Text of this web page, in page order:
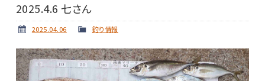
2025.4.6 七さん
2025.04.06 釣り情報